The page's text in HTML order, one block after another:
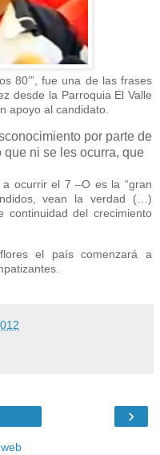
80’”, fue una de las frases
desde la Parroquia El Valle
apoyo al candidato.
por parte de
que ni se les ocurra, que
ocurrir el 7 –O es la “gran
vean la verdad (…)
continuidad del crecimiento
el país comenzará a
›